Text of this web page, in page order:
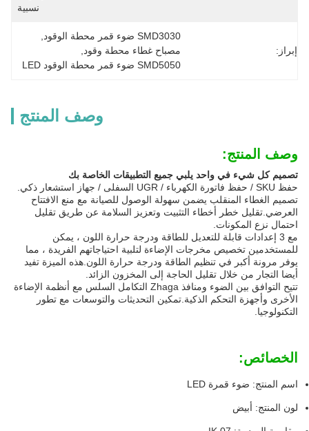
نسبية
إبراز:
SMD3030 ضوء قمر محطة الوقود
مصباح غطاء محطة وقود
SMD5050 ضوء قمر محطة الوقود LED
وصف المنتج
وصف المنتج:
تصميم كل شيء في واحد يلبي جميع التطبيقات الخاصة بك
حفظ SKU / حفظ فاتورة الكهرباء / UGR السفلى / جهاز استشعار ذكي.
تصميم الغطاء المنقلب يضمن سهولة الوصول للصيانة مع منع الافتتاح
العرضي.تقليل خطر أخطاء التثبيت وتعزيز السلامة عن طريق تقليل
احتمال نزع المكونات.
مع 3 إعدادات قابلة للتعديل للطاقة ودرجة حرارة اللون ، يمكن
للمستخدمين تخصيص مخرجات الإضاءة لتلبية احتياجاتهم الفريدة ، مما
يوفر مرونة أكبر في تنظيم الطاقة ودرجة حرارة اللون.هذه الميزة تفيد
أيضا التجار من خلال تقليل الحاجة إلى المخزون الزائد.
تتيح التوافق بين الضوء ومنافذ Zhaga التكامل السلس مع أنظمة الإضاءة
الأخرى وأجهزة التحكم الذكية.تمكين التحديثات والتوسعات مع تطور
التكنولوجيا.
الخصائص:
اسم المنتج: ضوء قمرة LED
لون المنتج: أبيض